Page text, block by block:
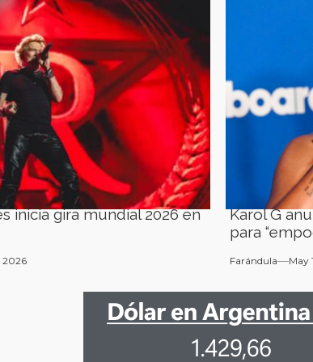
inicia gira mundial 2026 en
2026
Karol G
para
Farándula May